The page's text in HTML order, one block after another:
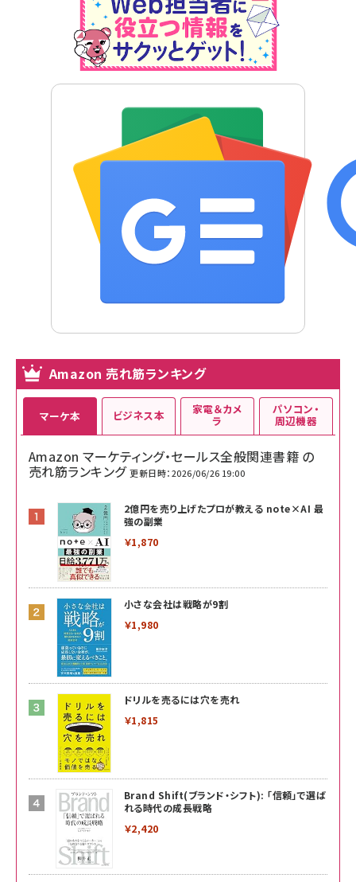
Amazon 売れ筋ランキング
マーケ本
Amazon マーケティング・セールス全般関連書籍 の
売れ筋ランキング 更新日時：2026/06/26 19:00
2億円を売り上げたプロが教える note×AI 最
強の副業
￥1,870
小さな会社は戦略が9割
￥1,980
ドリルを売るには穴を売れ
￥1,815
Brand Shift(ブランド・シフト): 「信頼」で選ば
れる時代の成長戦略
￥2,420
ビジネス本 家電＆カメ
ラ
パソコン・
周辺機器